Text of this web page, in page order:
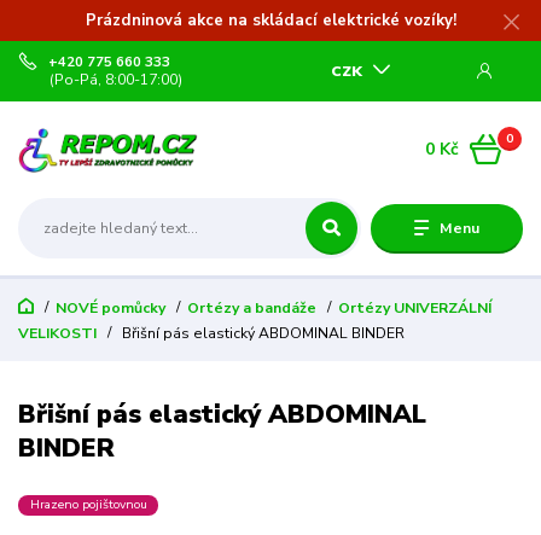
Prázdninová akce na skládací elektrické vozíky!
Menu
CZK
+420 775 660 333
(Po-Pá, 8:00-17:00)
0
0 Kč
NOVÉ pomůcky Ortézy a bandáže
Ortézy UNIVERZÁLNÍ
VELIKOSTI
Břišní pás elastický ABDOMINAL BINDER
Břišní pás elastický ABDOMINAL
BINDER
Hrazeno pojištovnou